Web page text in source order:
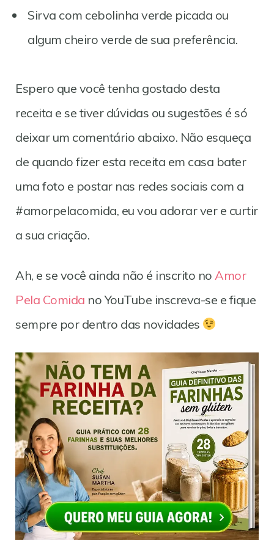
Sirva com cebolinha verde picada ou
algum cheiro verde de sua preferência.
Espero que você tenha gostado desta
receita e se tiver dúvidas ou sugestões é só
deixar um comentário abaixo. Não esqueça
de quando fizer esta receita em casa bater
uma foto e postar nas redes sociais com a
#amorpelacomida, eu vou adorar ver e curtir
a sua criação.
Ah, e se você ainda não é inscrito no Amor
Pela Comida no YouTube inscreva-se e fique
sempre por dentro das novidades